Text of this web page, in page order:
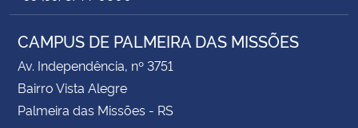
CAMPUS DE PALMEIRA DAS MISSÕES
Av. Independência, nº 3751
Bairro Vista Alegre
Palmeira das Missões - RS